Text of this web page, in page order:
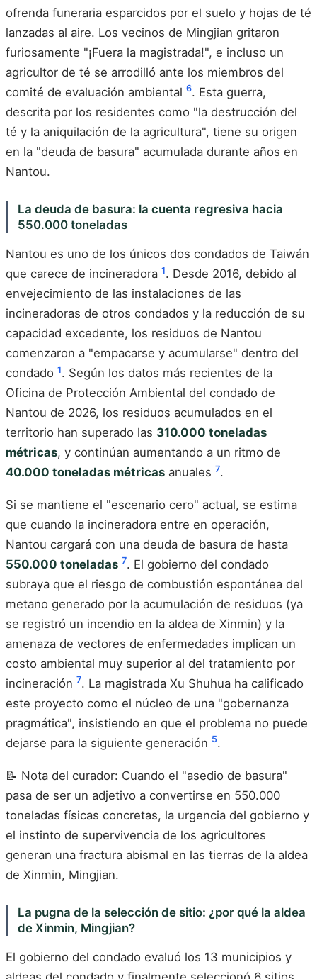
ofrenda funeraria esparcidos por el suelo y hojas de té
lanzadas al aire. Los vecinos de Mingjian gritaron
furiosamente "¡Fuera la magistrada!", e incluso un
agricultor de té se arrodilló ante los miembros del
comité de evaluación ambiental 6. Esta guerra,
descrita por los residentes como "la destrucción del
té y la aniquilación de la agricultura", tiene su origen
en la "deuda de basura" acumulada durante años en
Nantou.
La deuda de basura: la cuenta regresiva hacia
550.000 toneladas
Nantou es uno de los únicos dos condados de Taiwán
que carece de incineradora 1. Desde 2016, debido al
envejecimiento de las instalaciones de las
incineradoras de otros condados y la reducción de su
capacidad excedente, los residuos de Nantou
comenzaron a "empacarse y acumularse" dentro del
condado 1. Según los datos más recientes de la
Oficina de Protección Ambiental del condado de
Nantou de 2026, los residuos acumulados en el
territorio han superado las 310.000 toneladas
métricas, y continúan aumentando a un ritmo de
40.000 toneladas métricas anuales 7.
Si se mantiene el "escenario cero" actual, se estima
que cuando la incineradora entre en operación,
Nantou cargará con una deuda de basura de hasta
550.000 toneladas 7. El gobierno del condado
subraya que el riesgo de combustión espontánea del
metano generado por la acumulación de residuos (ya
se registró un incendio en la aldea de Xinmin) y la
amenaza de vectores de enfermedades implican un
costo ambiental muy superior al del tratamiento por
incineración 7. La magistrada Xu Shuhua ha calificado
este proyecto como el núcleo de una "gobernanza
pragmática", insistiendo en que el problema no puede
dejarse para la siguiente generación 5.
📝 Nota del curador: Cuando el "asedio de basura"
pasa de ser un adjetivo a convertirse en 550.000
toneladas físicas concretas, la urgencia del gobierno y
el instinto de supervivencia de los agricultores
generan una fractura abismal en las tierras de la aldea
de Xinmin, Mingjian.
La pugna de la selección de sitio: ¿por qué la aldea
de Xinmin, Mingjian?
El gobierno del condado evaluó los 13 municipios y